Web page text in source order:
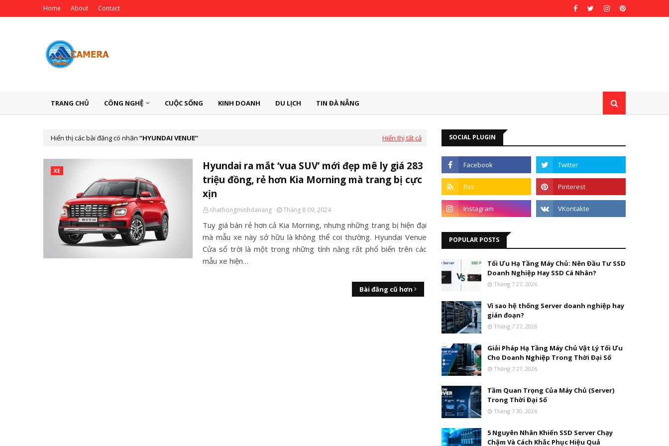
Home About Contact
TRANG CHỦ CÔNG NGHỆ CUỘC SỐNG KINH DOANH DU LỊCH TIN ĐÀ NẴNG
Hiển thị các bài đăng có nhãn HYUNDAI VENUE Hiển thị tất cả
XE
Hyundai ra mắt ‘vua SUV’ mới đẹp mê ly giá 283
triệu đồng, rẻ hơn Kia Morning mà trang bị cực
xịn
nhathongminhdanang Tháng 8 09, 2024
Tuy giá bán rẻ hơn cả Kia Morning, nhưng những trang bị hiện đại
mà mẫu xe này sở hữu là không thể coi thường. Hyundai Venue
Cửa sổ trời là một trong những tính năng rất phổ biến trên các
mẫu xe hiện…
Bài đăng cũ hơn
SOCIAL PLUGIN
POPULAR POSTS
Tối Ưu Hạ Tầng Máy Chủ: Nên Đầu Tư SSD
Doanh Nghiệp Hay SSD Cá Nhân?
Tháng 7 27, 2026
Vì sao hệ thống Server doanh nghiệp hay
gián đoạn?
Tháng 7 27, 2026
Giải Pháp Hạ Tầng Máy Chủ Vật Lý Tối Ưu
Cho Doanh Nghiệp Trong Thời Đại Số
Tháng 7 27, 2026
Tầm Quan Trọng Của Máy Chủ (Server)
Trong Thời Đại Số
Tháng 7 30, 2026
5 Nguyên Nhân Khiến SSD Server Chạy
Chậm Và Cách Khắc Phục Hiệu Quả